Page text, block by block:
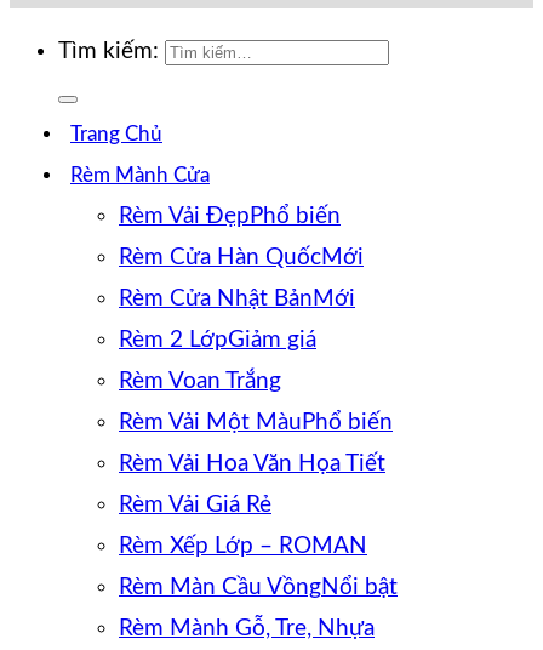
Tìm kiếm:
Trang Chủ
Rèm Mành Cửa
Rèm Vải Đẹp
Rèm Cửa Hàn Quốc
Rèm Cửa Nhật Bản
Rèm 2 Lớp
Rèm Voan Trắng
Rèm Vải Một Màu
Rèm Vải Hoa Văn Họa Tiết
Rèm Vải Giá Rẻ
Rèm Xếp Lớp – ROMAN
Rèm Màn Cầu Vồng
Rèm Mành Gỗ, Tre, Nhựa